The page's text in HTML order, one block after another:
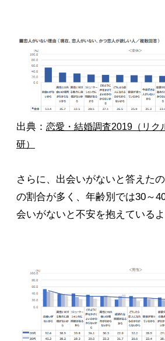
出典： 恋愛・結婚調査2019（リク
研）
さらに、出会いがないと答えた
の割合が多く、年齢別では30～
会いがないと不安を抱えているよ